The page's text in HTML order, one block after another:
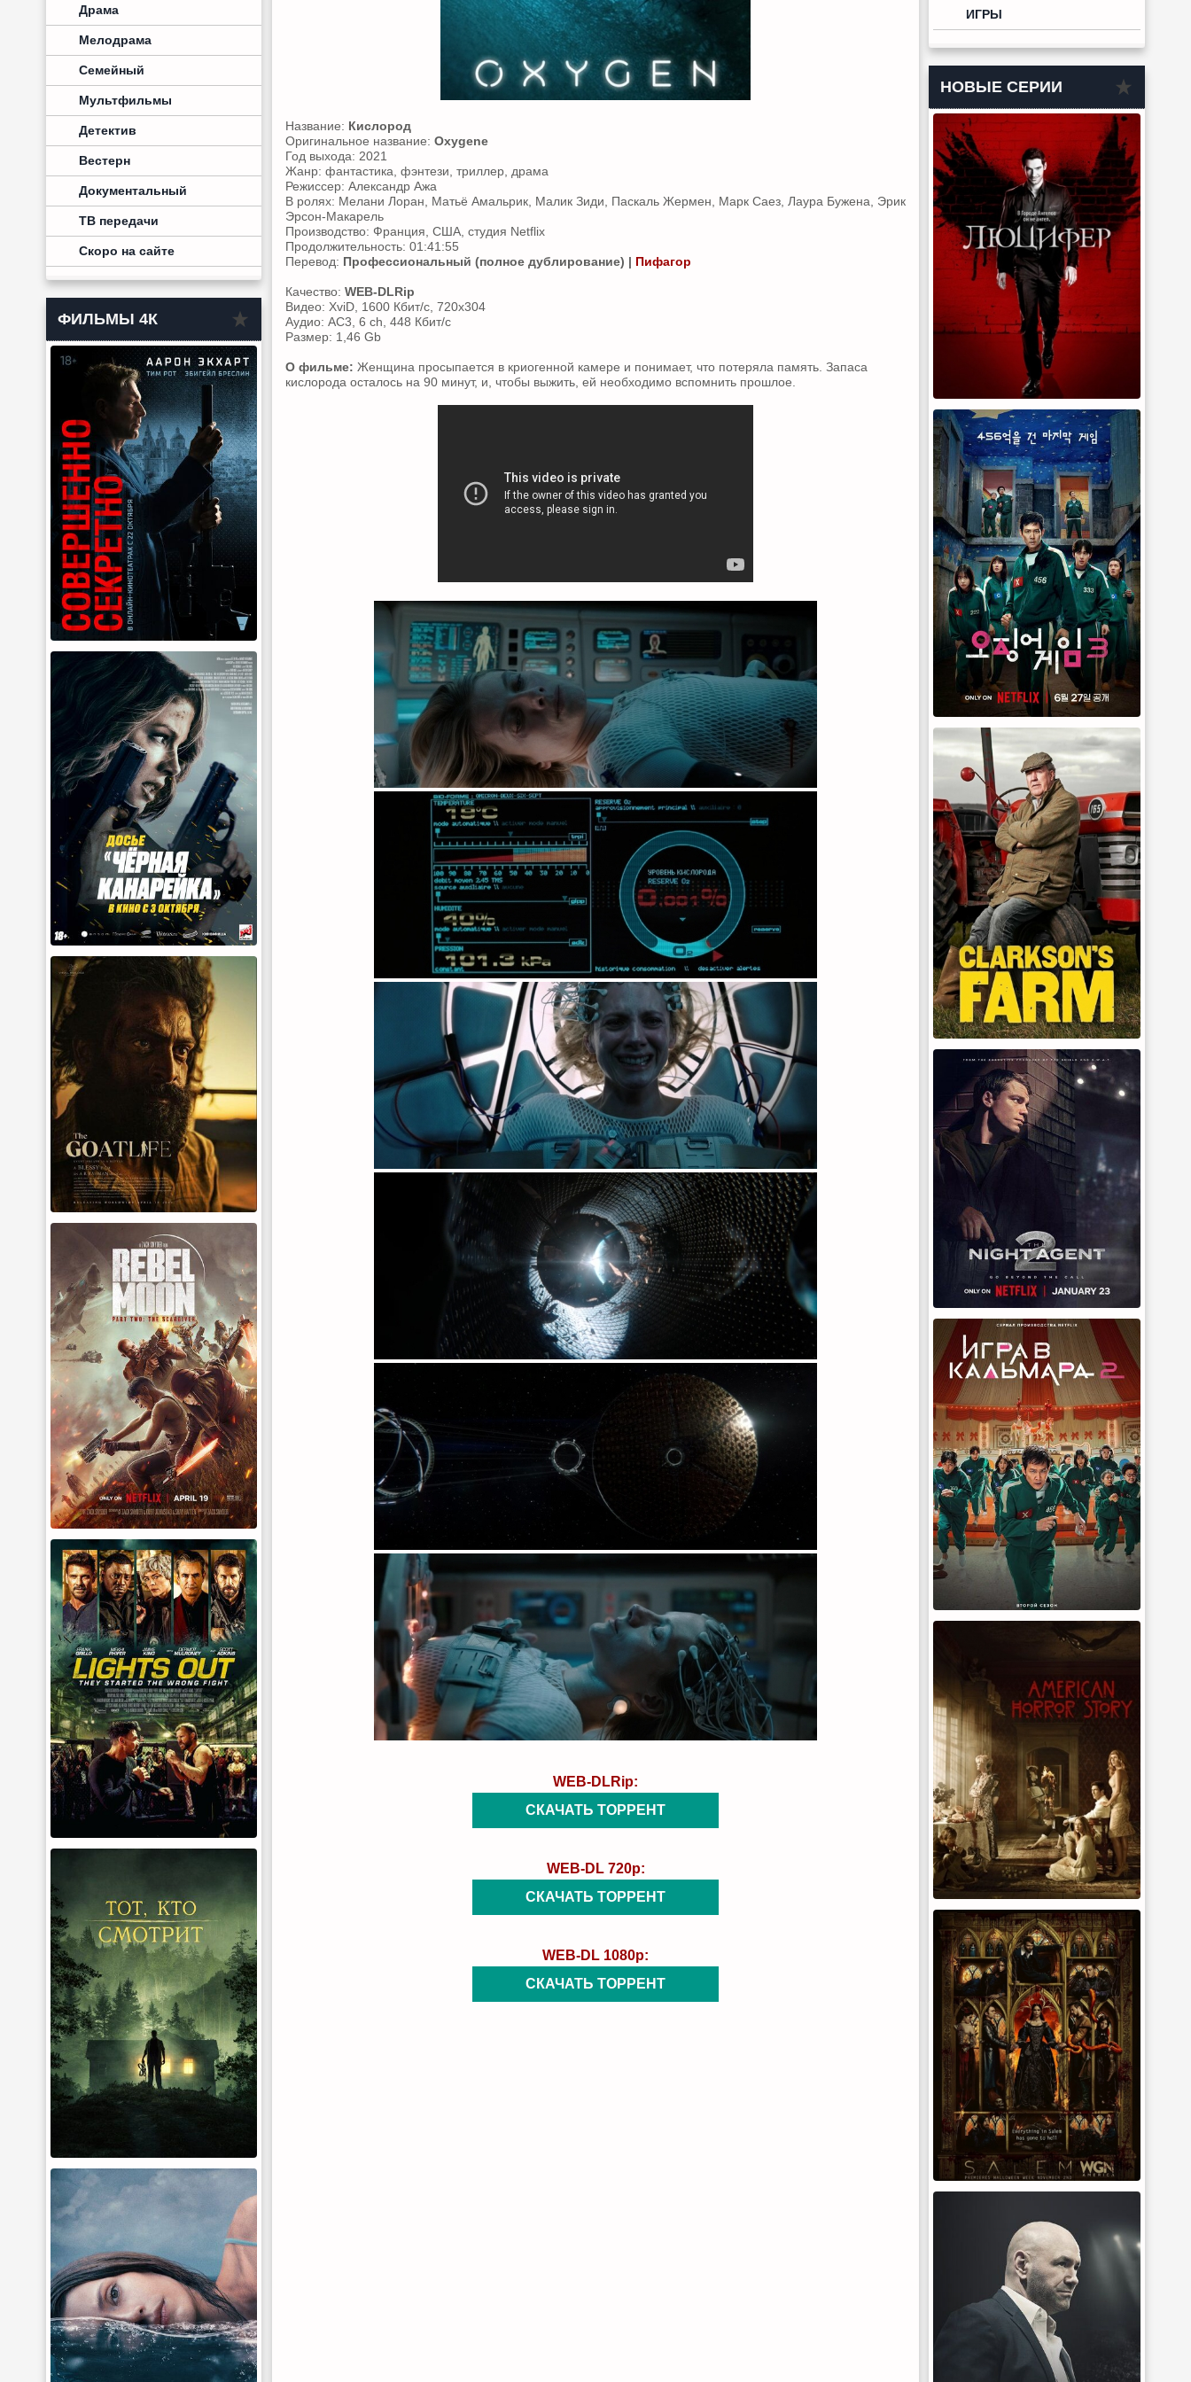
Драма
Мелодрама
Семейный
Мультфильмы
Детектив
Вестерн
Документальный
ТВ передачи
Скоро на сайте
ФИЛЬМЫ 4К
Название: Кислород
Оригинальное название: Oxygene
Год выхода: 2021
Жанр: фантастика, фэнтези, триллер, драма
Режиссер: Александр Ажа
В ролях: Мелани Лоран, Матьё Амальрик, Малик Зиди, Паскаль Жермен, Марк Саез, Лаура Бужена, Эрик
Эрсон-Макарель
Производство: Франция, США, студия Netflix
Продолжительность: 01:41:55
Перевод: Профессиональный (полное дублирование) | Пифагор
Качество: WEB-DLRip
Видео: XviD, 1600 Кбит/с, 720x304
Аудио: AC3, 6 ch, 448 Кбит/с
Размер: 1,46 Gb
О фильме: Женщина просыпается в криогенной камере и понимает, что потеряла память. Запаса
кислорода осталось на 90 минут, и, чтобы выжить, ей необходимо вспомнить прошлое.
WEB-DLRip:
СКАЧАТЬ ТОРРЕНТ
WEB-DL 720p:
СКАЧАТЬ ТОРРЕНТ
WEB-DL 1080p:
СКАЧАТЬ ТОРРЕНТ
ИГРЫ
НОВЫЕ СЕРИИ